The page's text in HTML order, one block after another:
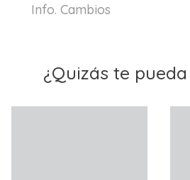
Info. Cambios
¿Quizás te